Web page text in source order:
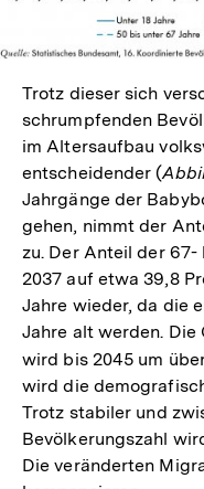
Trotz dieser sich
schrumpfenden
im Altersaufbau
entscheidender (
Jahrgänge der
gehen, nimmt der
zu. Der Anteil der
2037 auf etwa 39,8
Jahre wieder, da die
Jahre alt werden.
wird bis 2045 um
wird die
Trotz stabiler und
Bevölkerungszahl
Die veränderten